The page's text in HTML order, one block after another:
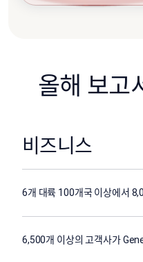
올해 보고
비즈니스
6개 대륙 100개국 이상에서
6,500개 이상의 고객사가